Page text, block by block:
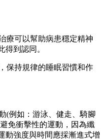
療可以幫助病患穩定精神
得到認同。
保持規律的睡眠習慣和作
(例如：游泳、健走、騎腳
免衝擊性的運動，因為纖
動強度與時間應採漸進式增